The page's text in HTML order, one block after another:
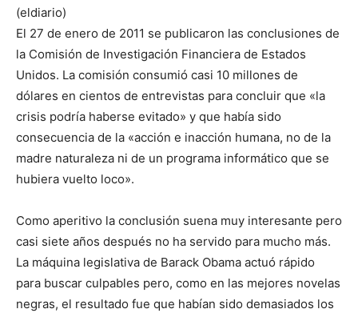
(eldiario)
El 27 de enero de 2011 se publicaron las conclusiones de
la Comisión de Investigación Financiera de Estados
Unidos. La comisión consumió casi 10 millones de
dólares en cientos de entrevistas para concluir que «la
crisis podría haberse evitado» y que había sido
consecuencia de la «acción e inacción humana, no de la
madre naturaleza ni de un programa informático que se
hubiera vuelto loco».
Como aperitivo la conclusión suena muy interesante pero
casi siete años después no ha servido para mucho más.
La máquina legislativa de Barack Obama actuó rápido
para buscar culpables pero, como en las mejores novelas
negras, el resultado fue que habían sido demasiados los